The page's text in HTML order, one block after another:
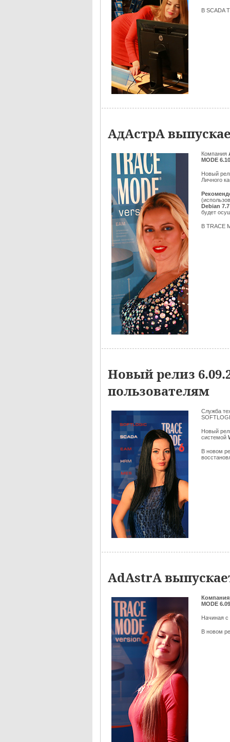
В SCADA
АдАстрА
Компания
MODE
Новый
Личного
Debian 7.7
будет
В TRACE
Новый релиз
пользователям
Служба
Новый
системой
В новом
AdAstrA
MODE 6.09
Начиная с
В новом